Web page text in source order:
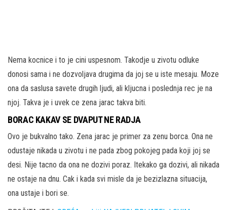
Nema kocnice i to je cini uspesnom. Takodje u zivotu odluke
donosi sama i ne dozvoljava drugima da joj se u iste mesaju. Moze
ona da saslusa savete drugih ljudi, ali kljucna i poslednja rec je na
njoj. Takva je i uvek ce zena jarac takva biti.
BORAC KAKAV SE DVAPUT NE RADJA
Ovo je bukvalno tako. Zena jarac je primer za zenu borca. Ona ne
odustaje nikada u zivotu i ne pada zbog pokojeg pada koji joj se
desi. Nije tacno da ona ne dozivi poraz. Itekako ga dozivi, ali nikada
ne ostaje na dnu. Cak i kada svi misle da je bezizlazna situacija,
ona ustaje i bori se.